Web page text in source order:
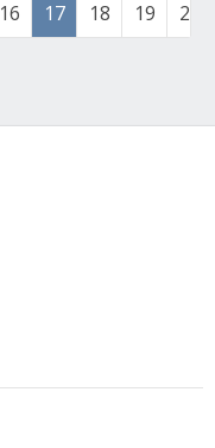
16 17 18 19 20